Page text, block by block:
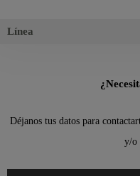
Línea
Déjanos tus datos para
y/o